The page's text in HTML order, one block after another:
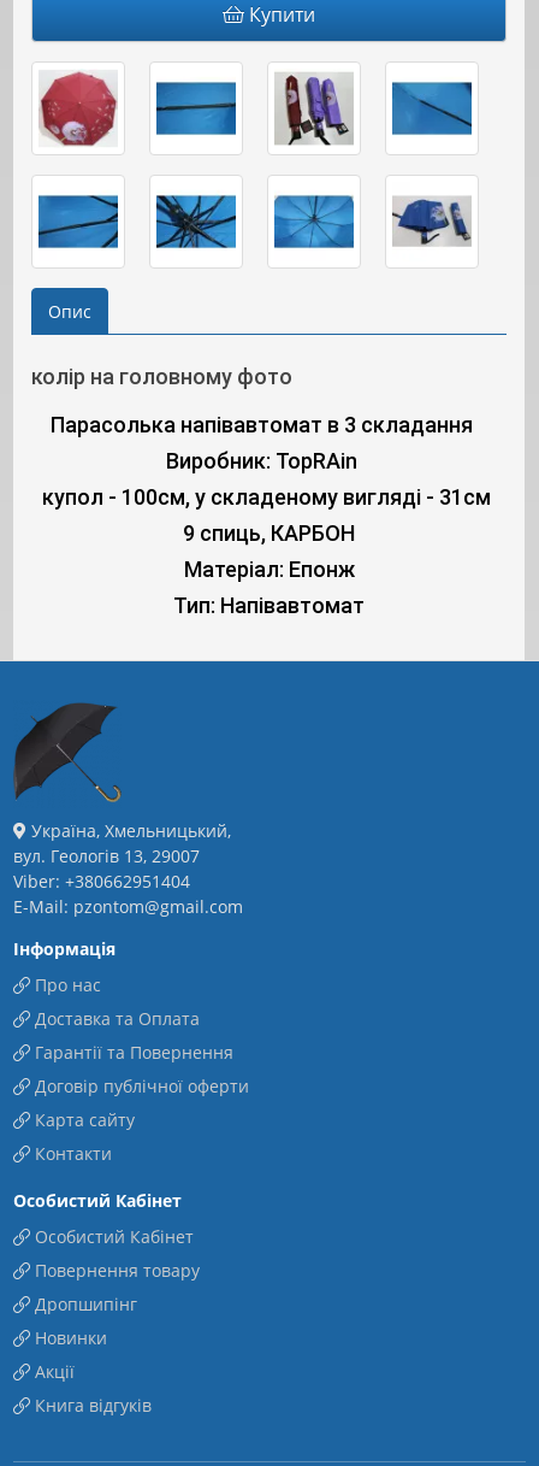
Купити
Опис
колір на головному фото
Парасолька напівавтомат в 3 складання
Виробник: TopRAin
купол - 100см, у складеному вигляді - 31см
9 спиць, КАРБОН
Матеріал: Епонж
Тип: Напівавтомат
Україна, Хмельницький,
вул. Геологів 13, 29007
Viber: +380662951404
E-Mail: pzontom@gmail.com
Інформація
Про нас
Доставка та Оплата
Гарантії та Повернення
Договір публічної оферти
Карта сайту
Контакти
Особистий Кабінет
Особистий Кабінет
Повернення товару
Дропшипінг
Новинки
Акції
Книга відгуків